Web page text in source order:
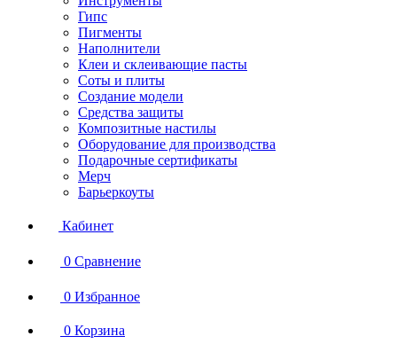
Гипс
Пигменты
Наполнители
Клеи и склеивающие пасты
Соты и плиты
Создание модели
Средства защиты
Композитные настилы
Оборудование для производства
Подарочные сертификаты
Мерч
Барьеркоуты
Кабинет
0 Сравнение
0 Избранное
0 Корзина